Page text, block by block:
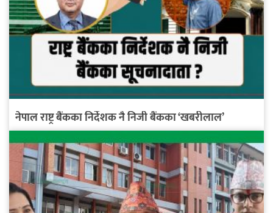
नेपाल राष्ट्र बैंकका निर्देशक नै निजी बैंकका ‘खबरीलाल’